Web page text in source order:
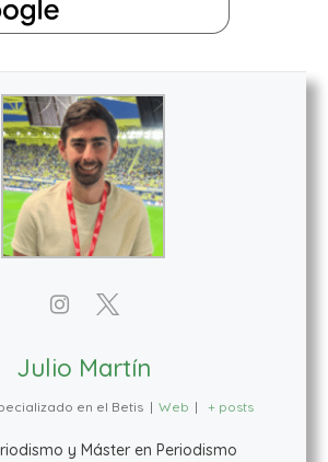
Julio Martín
en el Betis | Web | + posts
y Máster en Periodismo